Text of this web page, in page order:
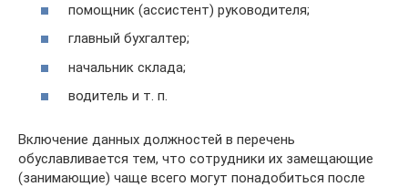
помощник (ассистент) руководителя;
главный бухгалтер;
начальник склада;
водитель и т. п.
Включение данных должностей в перечень
обуславливается тем, что сотрудники их замещающие
(занимающие) чаще всего могут понадобиться после